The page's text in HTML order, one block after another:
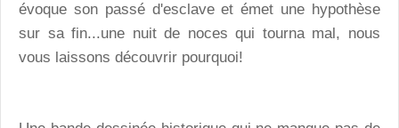
évoque son passé d'esclave et émet une hypothèse
sur sa fin...une nuit de noces qui tourna mal, nous
vous laissons découvrir pourquoi!